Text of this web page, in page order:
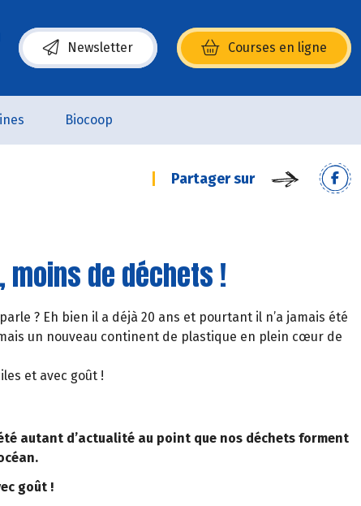
Newsletter Courses en ligne
(s’ouvre dans une nouvelle fenêtre)
Biocoop
Partager sur
moins de déchets !
? Eh bien il a déjà 20 ans et pourtant il n’a jamais été
un nouveau continent de plastique en plein cœur de
et avec goût !
autant d’actualité au point que nos déchets forment
goût !